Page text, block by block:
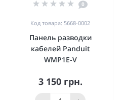
0
Код товара: 5668-0002
Панель разводки
кабелей Panduit
WMP1E-V
3 150 грн.